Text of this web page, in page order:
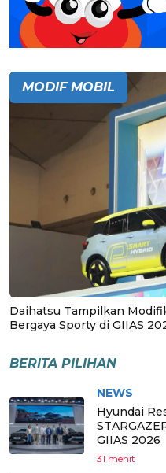
MODIF MOBIL
Daihatsu Tampilkan
Bergaya Sporty di GIIAS
BERITA PILIHAN
NEWS
Hyundai
GIIAS 2026
31 menit